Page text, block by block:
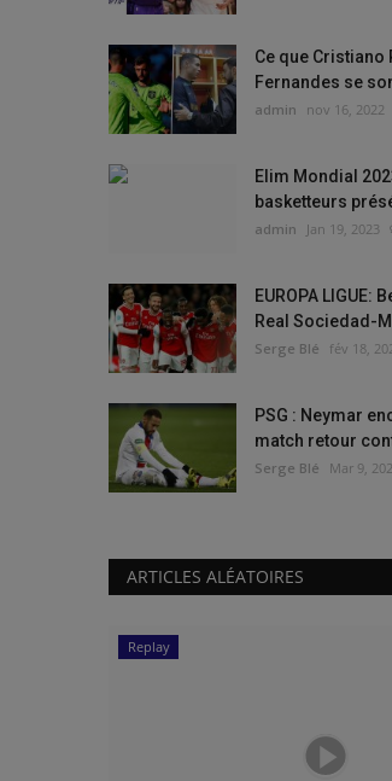
Ce que Cristiano
Fernandes se
admin nov 16, 2022
Elim Mondial
basketteurs
admin Jan 19, 2023
EUROPA LIGUE:
Real Sociedad-
Serge Blé fév 18,
PSG : Neymar
match retour
Serge Blé Mar 9,
ARTICLES ALÉATOIRES
Replay